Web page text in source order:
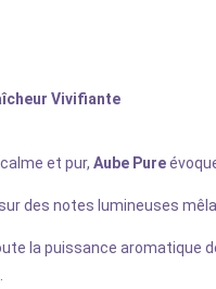
Vivifiante
et pur, Aube Pure
sur des notes lumineuses
la puissance aromatique